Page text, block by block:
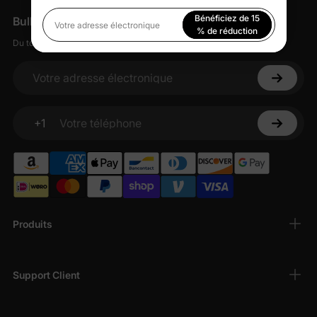
imprimés fantaisistes, sont parfaits pour les photos de Noël et
les moments en famille. Achetez dès maintenant !
Produits
Support Client
Bulletin d'information
Du tout doux, des petites remises, zéro spam.
Votre adresse électronique
+1
Votre téléphone
Votre adresse électronique
Bénéficiez de 15
% de réduction
confidentialité